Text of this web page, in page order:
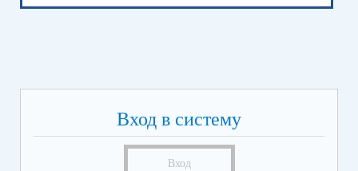
Вход в систему
Вход